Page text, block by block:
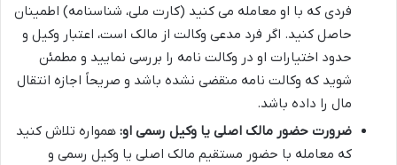
فردی که با او معامله می کنید (کارت ملی، شناسنامه) اطمینان
حاصل کنید. اگر فرد مدعی وکالت از مالک است، اعتبار وکیل و
حدود اختیارات او در وکالت نامه را بررسی نمایید و مطمئن
شوید که وکالت نامه منقضی نشده باشد و صریحاً اجازه انتقال
مال را داده باشد.
ضرورت حضور مالک اصلی یا وکیل رسمی او: همواره تلاش کنید
که معامله با حضور مستقیم مالک اصلی یا وکیل رسمی و